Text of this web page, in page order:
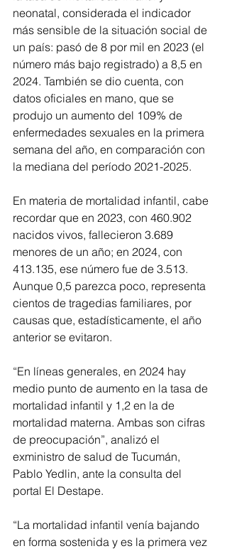
neonatal, considerada el indicador
más sensible de la situación social de
un país: pasó de 8 por mil en 2023 (el
número más bajo registrado) a 8,5 en
2024. También se dio cuenta, con
datos oficiales en mano, que se
produjo un aumento del 109% de
enfermedades sexuales en la primera
semana del año, en comparación con
la mediana del período 2021-2025.
En materia de mortalidad infantil, cabe
recordar que en 2023, con 460.902
nacidos vivos, fallecieron 3.689
menores de un año; en 2024, con
413.135, ese número fue de 3.513.
Aunque 0,5 parezca poco, representa
cientos de tragedias familiares, por
causas que, estadísticamente, el año
anterior se evitaron.
“En líneas generales, en 2024 hay
medio punto de aumento en la tasa de
mortalidad infantil y 1,2 en la de
mortalidad materna. Ambas son cifras
de preocupación”, analizó el
exministro de salud de Tucumán,
Pablo Yedlin, ante la consulta del
portal El Destape.
“La mortalidad infantil venía bajando
en forma sostenida y es la primera vez